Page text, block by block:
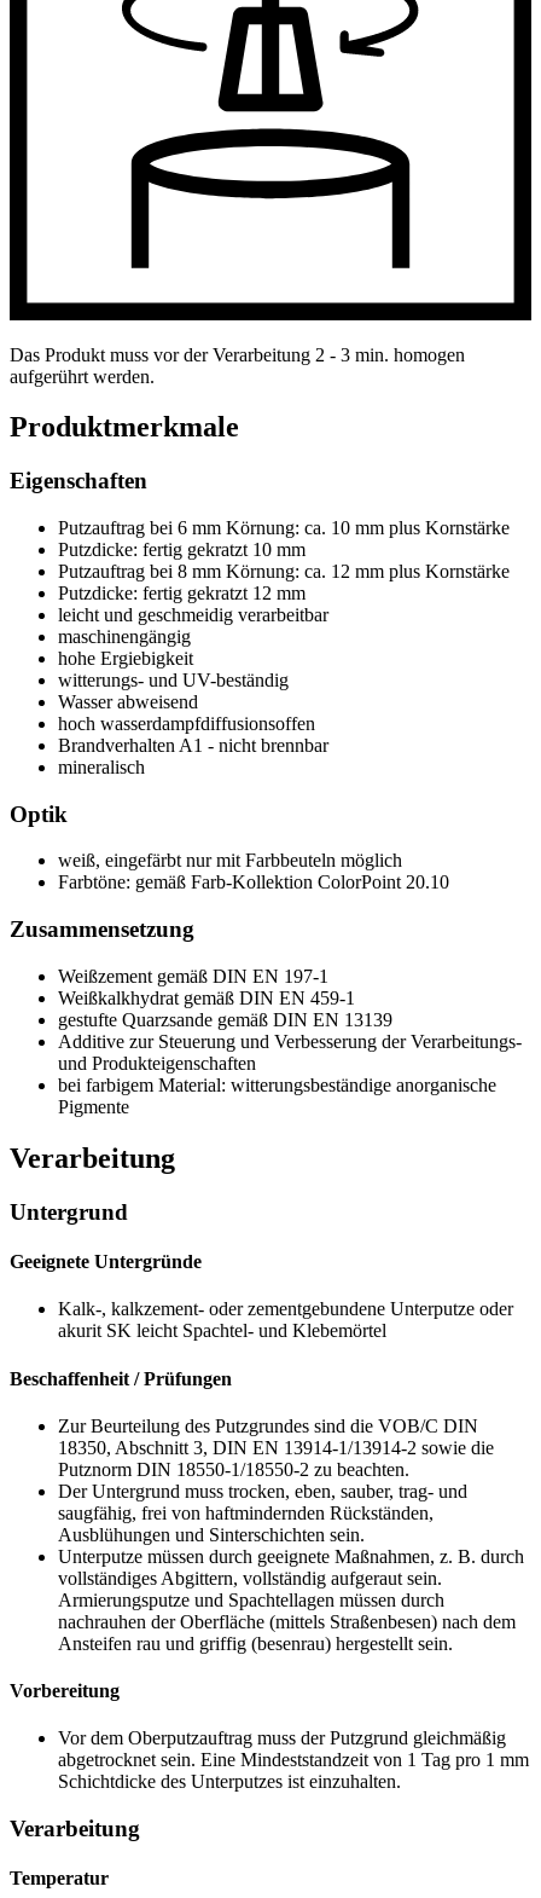
Das Produkt muss vor der Verarbeitung 2 - 3 min. homogen
aufgerührt werden.
Produktmerkmale
Eigenschaften
Putzauftrag bei 6 mm Körnung: ca. 10 mm plus Kornstärke
Putzdicke: fertig gekratzt 10 mm
Putzauftrag bei 8 mm Körnung: ca. 12 mm plus Kornstärke
Putzdicke: fertig gekratzt 12 mm
leicht und geschmeidig verarbeitbar
maschinengängig
hohe Ergiebigkeit
witterungs- und UV-beständig
Wasser abweisend
hoch wasserdampfdiffusionsoffen
Brandverhalten A1 - nicht brennbar
mineralisch
Optik
weiß, eingefärbt nur mit Farbbeuteln möglich
Farbtöne: gemäß Farb-Kollektion ColorPoint 20.10
Zusammensetzung
Weißzement gemäß DIN EN 197-1
Weißkalkhydrat gemäß DIN EN 459-1
gestufte Quarzsande gemäß DIN EN 13139
Additive zur Steuerung und Verbesserung der Verarbeitungs-
und Produkteigenschaften
bei farbigem Material: witterungsbeständige anorganische
Pigmente
Verarbeitung
Untergrund
Geeignete Untergründe
Kalk-, kalkzement- oder zementgebundene Unterputze oder
akurit SK leicht Spachtel- und Klebemörtel
Beschaffenheit / Prüfungen
Zur Beurteilung des Putzgrundes sind die VOB/C DIN
18350, Abschnitt 3, DIN EN 13914-1/13914-2 sowie die
Putznorm DIN 18550-1/18550-2 zu beachten.
Der Untergrund muss trocken, eben, sauber, trag- und
saugfähig, frei von haftmindernden Rückständen,
Ausblühungen und Sinterschichten sein.
Unterputze müssen durch geeignete Maßnahmen, z. B. durch
vollständiges Abgittern, vollständig aufgeraut sein.
Armierungsputze und Spachtellagen müssen durch
nachrauhen der Oberfläche (mittels Straßenbesen) nach dem
Ansteifen rau und griffig (besenrau) hergestellt sein.
Vorbereitung
Vor dem Oberputzauftrag muss der Putzgrund gleichmäßig
abgetrocknet sein. Eine Mindeststandzeit von 1 Tag pro 1 mm
Schichtdicke des Unterputzes ist einzuhalten.
Verarbeitung
Temperatur